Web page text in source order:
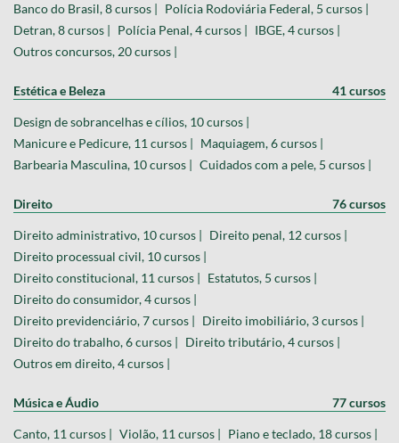
Banco do Brasil, 8 cursos | Polícia Rodoviária Federal, 5 cursos |
Detran, 8 cursos | Polícia Penal, 4 cursos | IBGE, 4 cursos |
Outros concursos, 20 cursos |
Estética e Beleza 41 cursos
Design de sobrancelhas e cílios, 10 cursos |
Manicure e Pedicure, 11 cursos | Maquiagem, 6 cursos |
Barbearia Masculina, 10 cursos | Cuidados com a pele, 5 cursos |
Direito 76 cursos
Direito administrativo, 10 cursos | Direito penal, 12 cursos |
Direito processual civil, 10 cursos |
Direito constitucional, 11 cursos | Estatutos, 5 cursos |
Direito do consumidor, 4 cursos |
Direito previdenciário, 7 cursos | Direito imobiliário, 3 cursos |
Direito do trabalho, 6 cursos | Direito tributário, 4 cursos |
Outros em direito, 4 cursos |
Música e Áudio 77 cursos
Canto, 11 cursos | Violão, 11 cursos | Piano e teclado, 18 cursos |